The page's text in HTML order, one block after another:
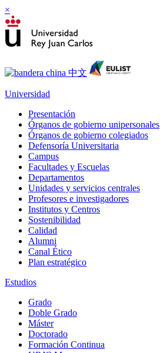
×
Universidad
Presentación
Órganos de gobierno unipersonales
Órganos de gobierno colegiados
Defensoría Universitaria
Campus
Facultades y Escuelas
Departamentos
Unidades y servicios centrales
Profesores e investigadores
Institutos y Centros
Sostenibilidad
Calidad
Alumni
Canal Ético
Plan estratégico
Estudios
Grado
Doble Grado
Máster
Doctorado
Formación Continua